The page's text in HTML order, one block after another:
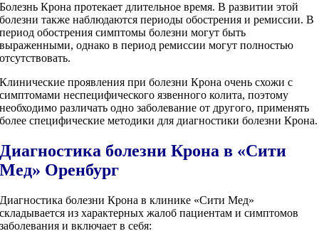
Болезнь Крона протекает длительное время. В развитии этой
болезни также наблюдаются периоды обострения и ремиссии. В
период обострения симптомы болезни могут быть
выраженными, однако в период ремиссии могут полностью
отсутствовать.
Клинические проявления при болезни Крона очень схожи с
симптомами неспецифического язвенного колита, поэтому
необходимо различать одно заболевание от другого, применять
более специфические методики для диагностики болезни Крона.
Диагностика болезни Крона в «Сити
Мед» Оренбург
Диагностика болезни Крона в клинике «Сити Мед»
складывается из характерных жалоб пациентам и симптомов
заболевания и включает в себя: